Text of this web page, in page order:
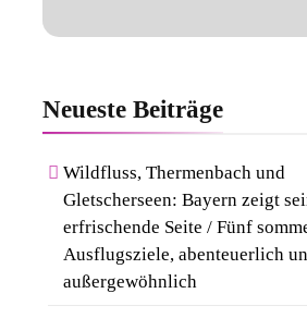
NeuesteBeiträge
Wildfluss, Thermenbach und
Gletscherseen: Bayern zeigt
erfrischende Seite / Fünf
Ausflugsziele, abenteuerlich
außergewöhnlich